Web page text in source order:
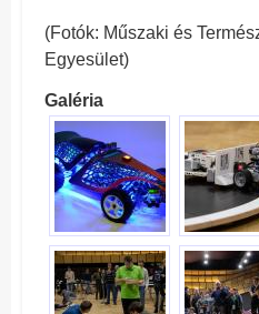
(Fotók: Műszaki és
Egyesület)
Galéria